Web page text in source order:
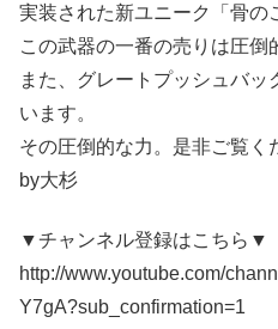
実装された新ユニーク「骨の
この武器の一番の売りは圧倒
また、グレートプッシュバ
います。
その圧倒的な力。是非ご覧く
by大杉
▼チャンネル登録はこちら▼
http://www.youtube.com/
Y7gA?sub_confirmation=1